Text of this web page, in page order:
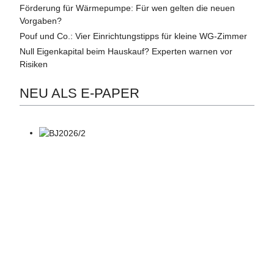
Förderung für Wärmepumpe: Für wen gelten die neuen
Vorgaben?
Pouf und Co.: Vier Einrichtungstipps für kleine WG-Zimmer
Null Eigenkapital beim Hauskauf? Experten warnen vor
Risiken
NEU ALS E-PAPER